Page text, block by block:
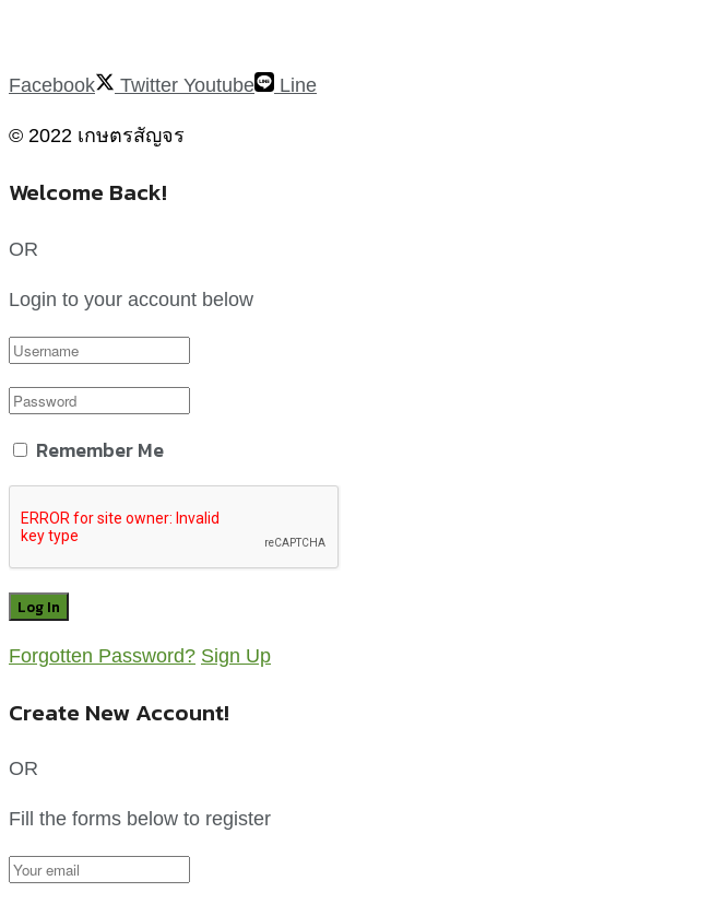
Facebook Twitter Youtube Line
© 2022 เกษตรสัญจร
Welcome Back!
OR
Login to your account below
Remember Me
Forgotten Password? Sign Up
Create New Account!
OR
Fill the forms below to register